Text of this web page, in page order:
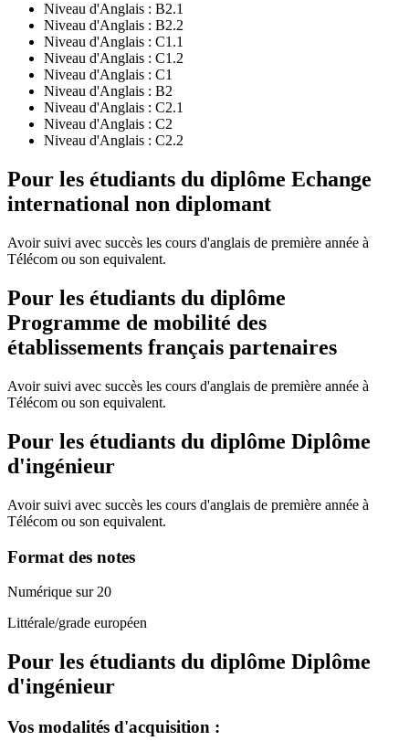
Niveau d'Anglais : B2.1
Niveau d'Anglais : B2.2
Niveau d'Anglais : C1.1
Niveau d'Anglais : C1.2
Niveau d'Anglais : C1
Niveau d'Anglais : B2
Niveau d'Anglais : C2.1
Niveau d'Anglais : C2
Niveau d'Anglais : C2.2
Pour les étudiants du diplôme Echange
international non diplomant
Avoir suivi avec succès les cours d'anglais de première année à
Télécom ou son equivalent.
Pour les étudiants du diplôme
Programme de mobilité des
établissements français partenaires
Avoir suivi avec succès les cours d'anglais de première année à
Télécom ou son equivalent.
Pour les étudiants du diplôme Diplôme
d'ingénieur
Avoir suivi avec succès les cours d'anglais de première année à
Télécom ou son equivalent.
Format des notes
Numérique sur 20
Littérale/grade européen
Pour les étudiants du diplôme Diplôme
d'ingénieur
Vos modalités d'acquisition :